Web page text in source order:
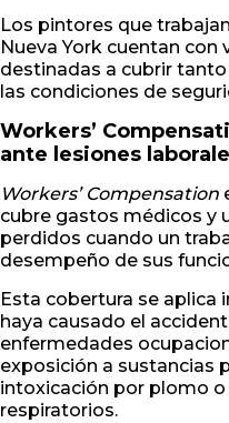
Los pintores que
Nueva York cuentan
destinadas a cubrir
las condiciones de
Workers’
ante lesiones
Workers’ Compensation
cubre gastos médicos y
perdidos cuando un
desempeño de sus
Esta cobertura se
haya causado el
enfermedades
exposición a sustancias
intoxicación por plomo
respiratorios.